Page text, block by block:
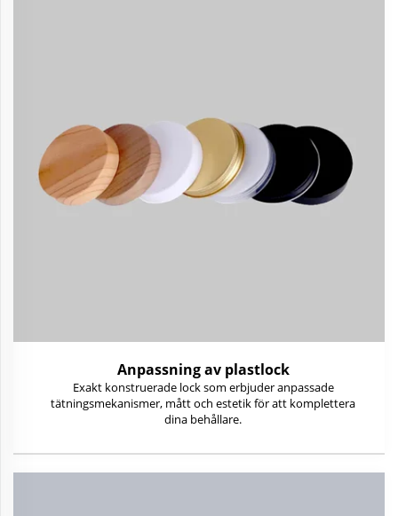
Anpassning av plastlock
Exakt konstruerade lock som erbjuder anpassade
tätningsmekanismer, mått och estetik för att komplettera
dina behållare.